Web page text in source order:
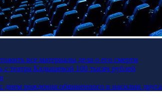
все материалы дела о его смерти
с театра Кадышевой 100 тысяч рублей
рождения обвиненного в насилии друга